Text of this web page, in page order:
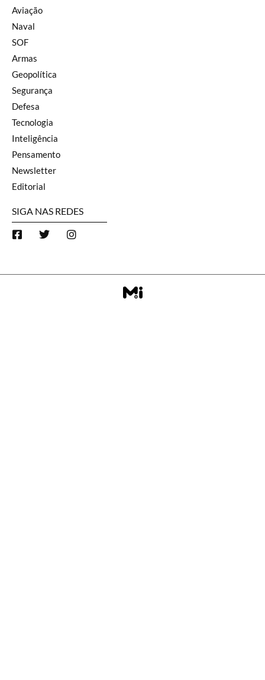
Aviação
Naval
SOF
Armas
Geopolítica
Segurança
Defesa
Tecnologia
Inteligência
Pensamento
Newsletter
Editorial
SIGA NAS REDES